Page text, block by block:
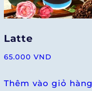
Latte
65.000 VND
Thêm vào giỏ hàng